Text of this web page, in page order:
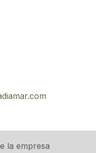
la empresa